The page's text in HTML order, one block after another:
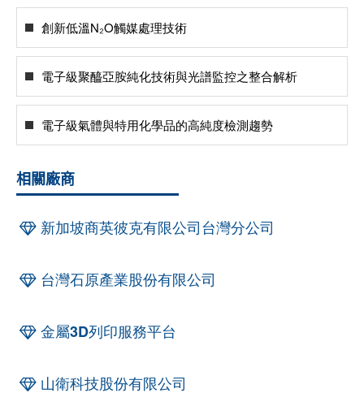
創新低溫N₂O觸媒處理技術
電子級聚醯亞胺純化技術與光譜監控之整合解析
電子級氣體與特用化學品的高純度檢測趨勢
相關廠商
新加坡商英彼克有限公司台灣分公司
台灣石原產業股份有限公司
金屬3D列印服務平台
山衛科技股份有限公司